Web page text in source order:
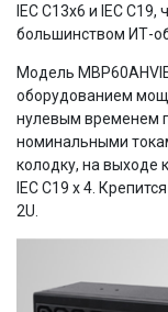
IEC C13х6 и IEC
большинством ИТ-
Модель
оборудованием
нулевым временем
номинальными
колодку, на выходе
IEC C19 x 4.
2U.